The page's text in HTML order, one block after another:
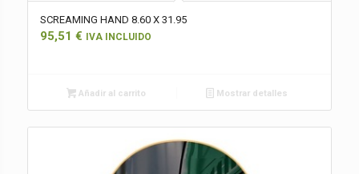
SCREAMING HAND 8.60 X 31.95
95,51 € IVA INCLUIDO
Añadir al carrito Mostrar detalles